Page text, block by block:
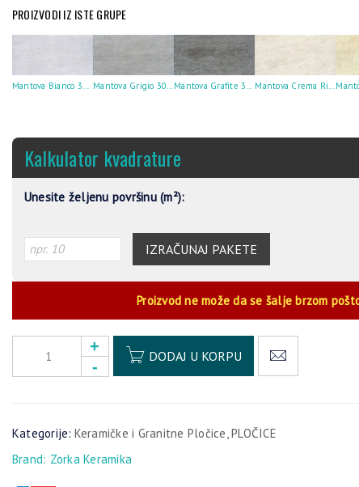
PROIZVODI IZ ISTE GRUPE
Mantova Bianco 30X60 Mantova Grigio 30X60 Mantova Grafite 30X60 Mantova Crema Rilievo 30X60
Kalkulator kvadrature
Unesite željenu površinu (m²):
IZRAČUNAJ PAKETE
Proizvod ne može da se šalje brzom
DODAJ U KORPU
Kategorije: Keramičke i Granitne Pločice,PLOČICE
Brand: Zorka Keramika